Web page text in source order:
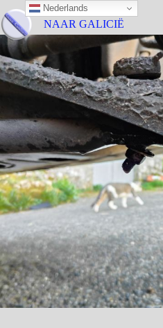
NAAR GALICIË
Nederlands